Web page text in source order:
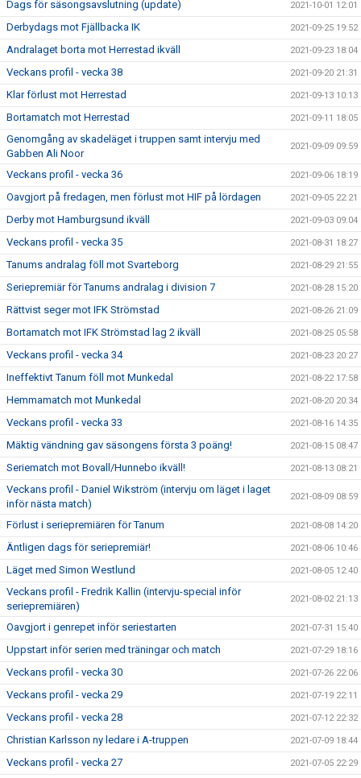
Dags för säsongsavslutning (update) 2021-10-01 12:01
Derbydags mot Fjällbacka IK 2021-09-25 19:52
Andralaget borta mot Herrestad ikväll 2021-09-23 18:04
Veckans profil - vecka 38 2021-09-20 21:31
Klar förlust mot Herrestad 2021-09-13 10:13
Bortamatch mot Herrestad 2021-09-11 18:05
Genomgång av skadeläget i truppen samt intervju med
Gabben Ali Noor
2021-09-09 09:59
Veckans profil - vecka 36 2021-09-06 18:19
Oavgjort på fredagen, men förlust mot HIF på lördagen 2021-09-05 22:21
Derby mot Hamburgsund ikväll 2021-09-03 09:04
Veckans profil - vecka 35 2021-08-31 18:27
Tanums andralag föll mot Svarteborg 2021-08-29 21:55
Seriepremiär för Tanums andralag i division 7 2021-08-28 15:20
Rättvist seger mot IFK Strömstad 2021-08-26 21:09
Bortamatch mot IFK Strömstad lag 2 ikväll 2021-08-25 05:58
Veckans profil - vecka 34 2021-08-23 20:27
Ineffektivt Tanum föll mot Munkedal 2021-08-22 17:58
Hemmamatch mot Munkedal 2021-08-20 20:34
Veckans profil - vecka 33 2021-08-16 14:35
Mäktig vändning gav säsongens första 3 poäng! 2021-08-15 08:47
Seriematch mot Bovall/Hunnebo ikväll! 2021-08-13 08:21
Veckans profil - Daniel Wikström (intervju om läget i laget
inför nästa match)
2021-08-09 08:59
Förlust i seriepremiären för Tanum 2021-08-08 14:20
Äntligen dags för seriepremiär! 2021-08-06 10:46
Läget med Simon Westlund 2021-08-05 12:40
Veckans profil - Fredrik Kallin (intervju-special inför
seriepremiären)
2021-08-02 21:13
Oavgjort i genrepet inför seriestarten 2021-07-31 15:40
Uppstart inför serien med träningar och match 2021-07-29 18:16
Veckans profil - vecka 30 2021-07-26 22:06
Veckans profil - vecka 29 2021-07-19 22:11
Veckans profil - vecka 28 2021-07-12 22:32
Christian Karlsson ny ledare i A-truppen 2021-07-09 18:44
Veckans profil - vecka 27 2021-07-05 22:29